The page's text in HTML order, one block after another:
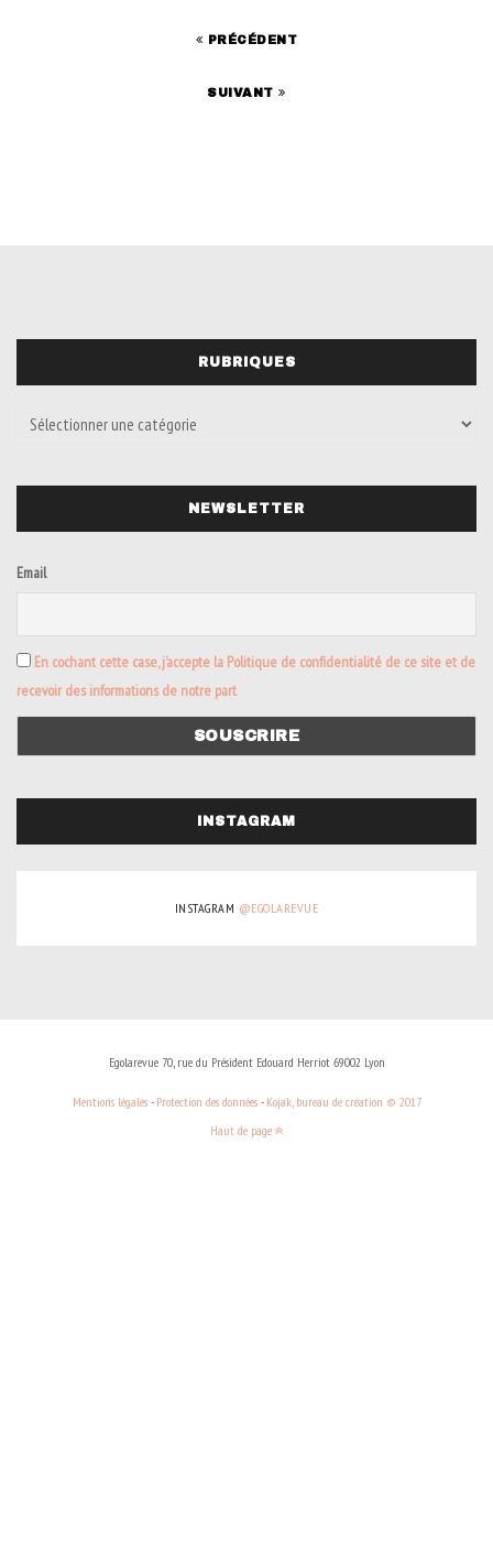
PRÉCÉDENT
SUIVANT
RUBRIQUES
NEWSLETTER
Email
En cochant cette case, j’accepte la Politique de confidentialité de ce site et de
recevoir des informations de notre part
INSTAGRAM
INSTAGRAM @EGOLAREVUE
Egolarevue 70, rue du Président Edouard Herriot 69002 Lyon
Mentions légales- Protection des données- Kojak, bureau de création © 2017
Haut de page